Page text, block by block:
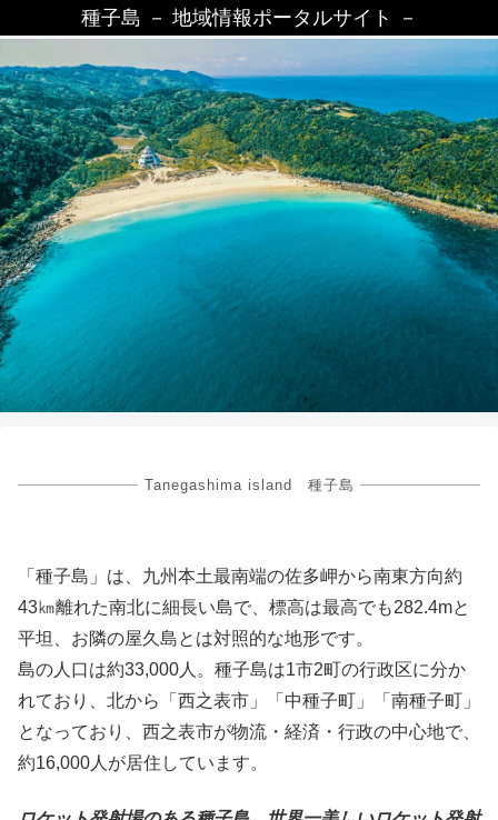
種子島 － 地域情報ポータルサイト －
Tanegashima island 種子島
「種子島」は、九州本土最南端の佐多岬から南東方向約
43㎞離れた南北に細長い島で、標高は最高でも282.4mと
平坦、お隣の屋久島とは対照的な地形です。
島の人口は約33,000人。種子島は1市2町の行政区に分か
れており、北から「西之表市」「中種子町」「南種子町」
となっており、西之表市が物流・経済・行政の中心地で、
約16,000人が居住しています。